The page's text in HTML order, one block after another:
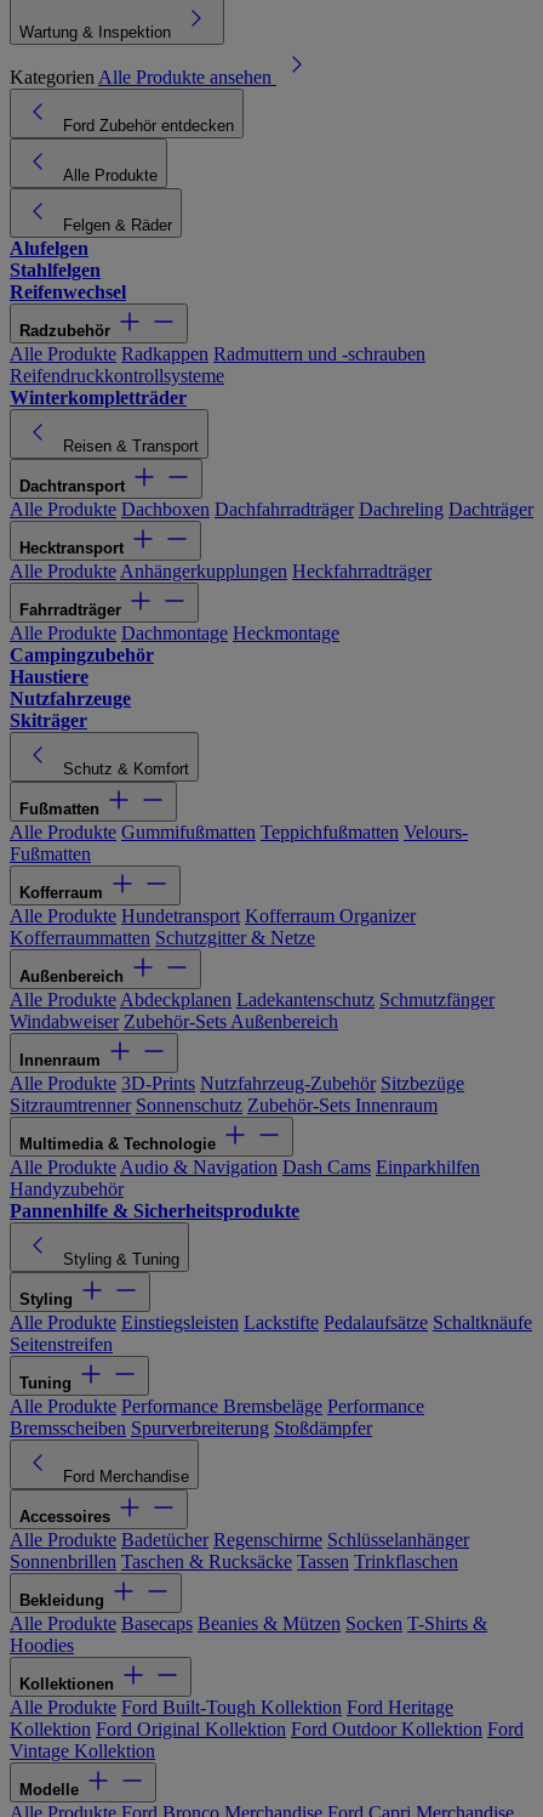
Wartung & Inspektion
Kategorien Alle Produkte ansehen
Ford Zubehör entdecken
Alle Produkte
Felgen & Räder
Alufelgen
Stahlfelgen
Reifenwechsel
Radzubehör
Alle Produkte Radkappen Radmuttern und -schrauben
Reifendruckkontrollsysteme
Winterkompletträder
Reisen & Transport
Dachtransport
Alle Produkte Dachboxen Dachfahrradträger Dachreling Dachträger
Hecktransport
Alle Produkte Anhängerkupplungen Heckfahrradträger
Fahrradträger
Alle Produkte Dachmontage Heckmontage
Campingzubehör
Haustiere
Nutzfahrzeuge
Skiträger
Schutz & Komfort
Fußmatten
Alle Produkte Gummifußmatten Teppichfußmatten Velours-
Fußmatten
Kofferraum
Alle Produkte Hundetransport Kofferraum Organizer
Kofferraummatten Schutzgitter & Netze
Außenbereich
Alle Produkte Abdeckplanen Ladekantenschutz Schmutzfänger
Windabweiser Zubehör-Sets Außenbereich
Innenraum
Alle Produkte 3D-Prints Nutzfahrzeug-Zubehör Sitzbezüge
Sitzraumtrenner Sonnenschutz Zubehör-Sets Innenraum
Multimedia & Technologie
Alle Produkte Audio & Navigation Dash Cams Einparkhilfen
Handyzubehör
Pannenhilfe & Sicherheitsprodukte
Styling & Tuning
Styling
Alle Produkte Einstiegsleisten Lackstifte Pedalaufsätze Schaltknäufe
Seitenstreifen
Tuning
Alle Produkte Performance Bremsbeläge Performance
Bremsscheiben Spurverbreiterung Stoßdämpfer
Ford Merchandise
Accessoires
Alle Produkte Badetücher Regenschirme Schlüsselanhänger
Sonnenbrillen Taschen & Rucksäcke Tassen Trinkflaschen
Bekleidung
Alle Produkte Basecaps Beanies & Mützen Socken T-Shirts &
Hoodies
Kollektionen
Alle Produkte Ford Built-Tough Kollektion Ford Heritage
Kollektion Ford Original Kollektion Ford Outdoor Kollektion Ford
Vintage Kollektion
Modelle
Alle Produkte Ford Bronco Merchandise Ford Capri Merchandise